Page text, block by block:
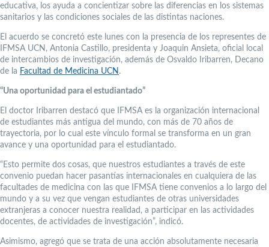
educativa, los ayuda a concientizar sobre las diferencias en los sistemas
sanitarios y las condiciones sociales de las distintas naciones.
El acuerdo se concretó este lunes con la presencia de los representes de
IFMSA UCN, Antonia Castillo, presidenta y Joaquin Ansieta, oficial local
de intercambios de investigación, además de Osvaldo Iribarren, Decano
de la Facultad de Medicina UCN .
“Una oportunidad para el estudiantado”
El doctor Iribarren destacó que IFMSA es la organización internacional
de estudiantes más antigua del mundo, con más de 70 años de
trayectoria, por lo cual este vínculo formal se transforma en un gran
avance y una oportunidad para el estudiantado.
“Esto permite dos cosas, que nuestros estudiantes a través de este
convenio puedan hacer pasantías internacionales en cualquiera de las
facultades de medicina con las que IFMSA tiene convenios a lo largo del
mundo y a su vez que vengan estudiantes de otras universidades
extranjeras a conocer nuestra realidad, a participar en las actividades
docentes, de actividades de investigación”, indicó.
Asimismo, agregó que se trata de una acción absolutamente necesaria